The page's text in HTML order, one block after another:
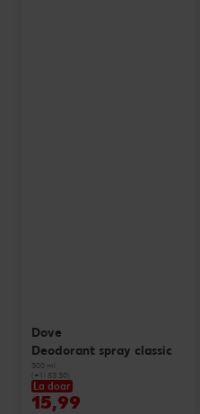
Dove
Deodorant spray classic
300 ml
(=1 l 53.30)
La doar
15,99